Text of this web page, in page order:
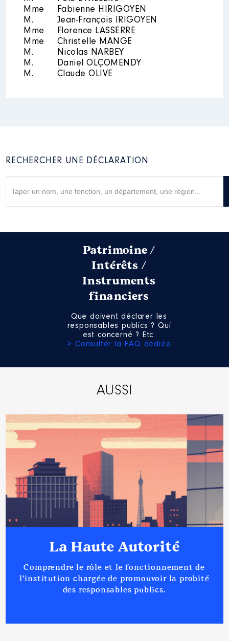
Mme
Fabienne HIRIGOYEN
M.
Jean-François IRIGOYEN
Mme
Florence LASSERRE
Mme
Christelle MANGE
M.
Nicolas NARBEY
M.
Daniel OLÇOMENDY
M.
Claude OLIVE
RECHERCHER UNE DÉCLARATION
Patrimoine /
Intérêts /
Instruments
financiers
Que doivent déclarer les
responsables publics ? Qui
est concerné ? Etc.
> Consulter la FAQ dédiée
AUSSI
La Haute Autorité
Comprendre le rôle et le fonctionnement de
l’institution chargée de promouvoir la probité
des responsables publics.